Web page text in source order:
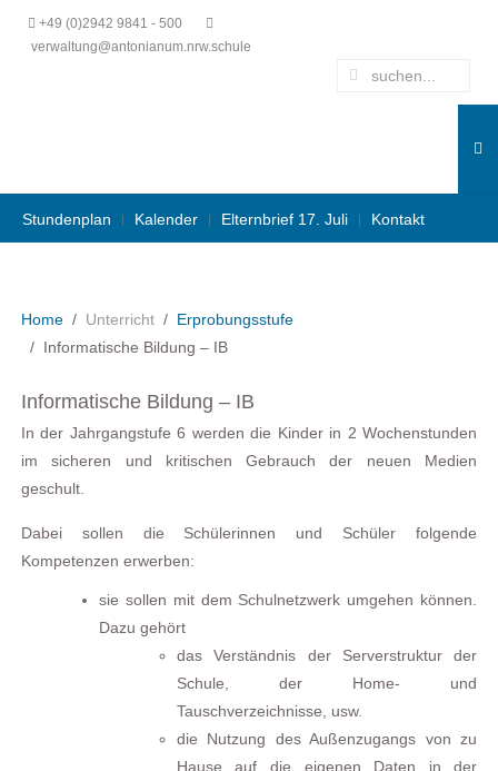
+49 (0)2942 9841 - 500
verwaltung@antonianum.nrw.schule
Stundenplan Kalender Elternbrief 17. Juli Kontakt
Home Unterricht
Erprobungsstufe
Informatische Bildung – IB
Informatische Bildung – IB
In der Jahrgangstufe 6 werden die Kinder in 2 Wochenstunden
im sicheren und kritischen Gebrauch der neuen Medien
geschult.
Dabei sollen die Schülerinnen und Schüler folgende
Kompetenzen erwerben:
sie sollen mit dem Schulnetzwerk umgehen können.
Dazu gehört
das Verständnis der Serverstruktur der
Schule, der Home- und
Tauschverzeichnisse, usw.
die Nutzung des Außenzugangs von zu
Hause auf die eigenen Daten in der